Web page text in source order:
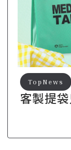
客製提
TopNews